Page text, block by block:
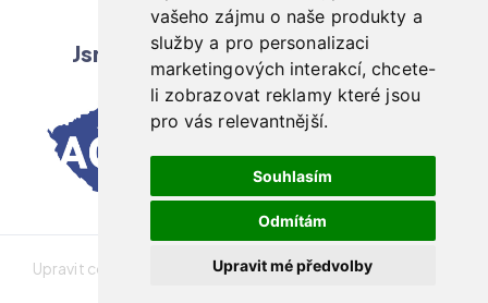
vašeho zájmu o naše produkty a
služby a pro personalizaci
marketingových interakcí,chcete-
li zobrazovat reklamy které jsou
pro vás relevantnější.
Souhlasím
Odmítám
Upravit mé předvolby
Jsme členy profesních asociací
Upravit cookies preference
Prohlášení o přístupnosti